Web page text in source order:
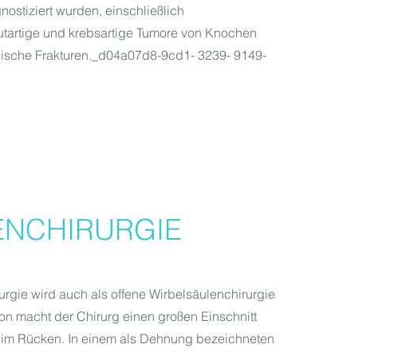
wurden, einschließlich
und krebsartige Tumore von Knochen
Frakturen._d04a07d8-9cd1- 3239- 9149-
wird auch als offene Wirbelsäulenchirurgie
macht der Chirurg einen großen Einschnitt
Rücken. In einem als Dehnung bezeichneten